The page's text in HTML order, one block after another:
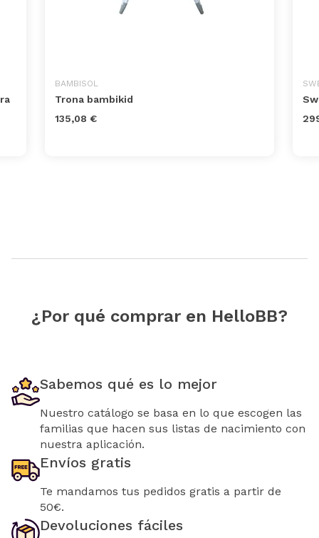
BAMBISOL
Trona bambikid
135,08 €
¿Por qué comprar en HelloBB?
Sabemos qué es lo mejor
Nuestro catálogo se basa en lo que escogen las
familias que hacen sus listas de nacimiento con
nuestra aplicación.
Envíos gratis
Te mandamos tus pedidos gratis a partir de
50€.
Devoluciones fáciles